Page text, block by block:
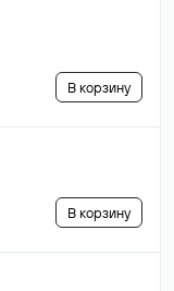
В корзину
В корзину